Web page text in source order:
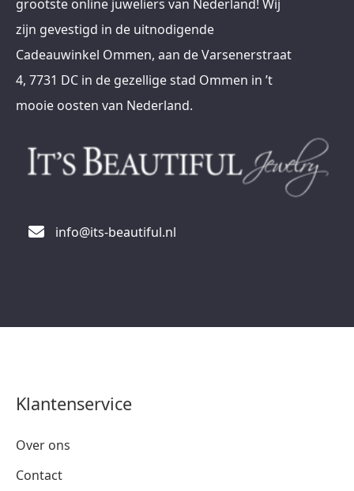
grootste online juweliers van Nederland! Wij
zijn gevestigd in de uitnodigende
Cadeauwinkel Ommen, aan de Varsenerstraat
4, 7731 DC in de gezellige stad Ommen in ’t
mooie oosten van Nederland.
info@its-beautiful.nl
Klantenservice
Over ons
Contact